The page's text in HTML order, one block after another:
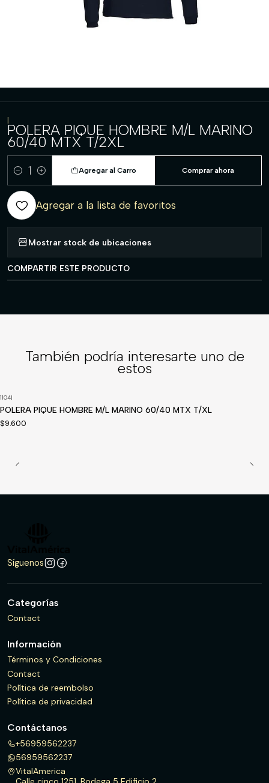
|
POLERA PIQUE HOMBRE M/L MARINO
60/40 MTX T/2XL
Cantidad
Agregar al Carro Comprar ahora
Agregar a la lista de favoritos
Mostrar stock de ubicaciones
COMPARTIR ESTE PRODUCTO
También podría interesarte uno de
estos
1104|
POLERA PIQUE HOMBRE M/L MARINO 60/40 MTX T/XL
$9.600
Síguenos
Categorías
Contact
Información
Términos y Condiciones
Contact
Política de reembolso
Política de privacidad
Contáctanos
+56959562237
56959562237
VitalAmerica